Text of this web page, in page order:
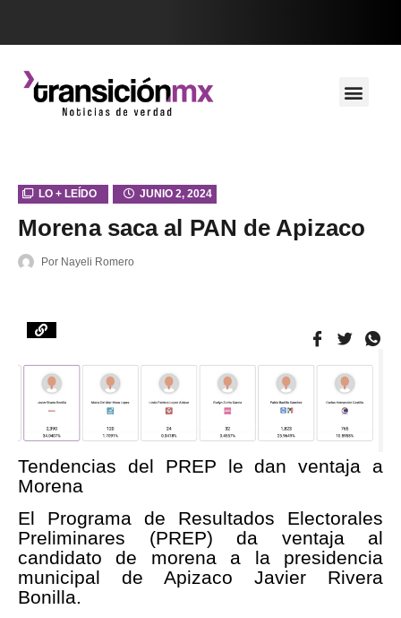
LO + LEÍDO JUNIO 2, 2024
Morena saca al PAN de Apizaco
Por Nayeli Romero
Tendencias del PREP le dan ventaja a
Morena
El Programa de Resultados Electorales
Preliminares (PREP) da ventaja al
candidato de morena a la presidencia
municipal de Apizaco Javier Rivera
Bonilla.